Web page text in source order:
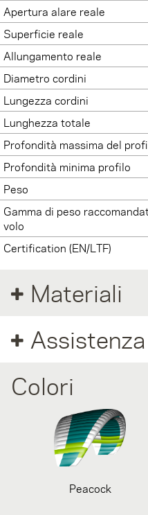
Apertura alare reale
Superficie reale
Allungamento reale
Diametro cordini
Lungezza cordini
Lunghezza totale
Profondità massima del
Profondità minima profilo
Peso
Gamma di peso
volo
Certification (EN/LTF)
Materiali
Assistenza
Colori
Peacock